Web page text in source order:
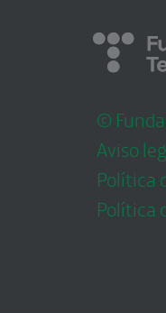
©
Aviso
Política
Política